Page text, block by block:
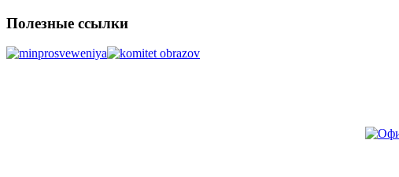
Полезные ссылки